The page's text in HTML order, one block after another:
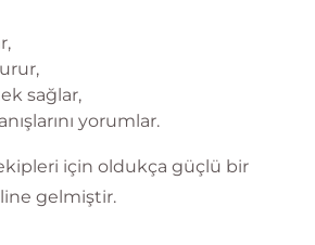
sağlar,
yorumlar.
için oldukça güçlü bir
gelmiştir.